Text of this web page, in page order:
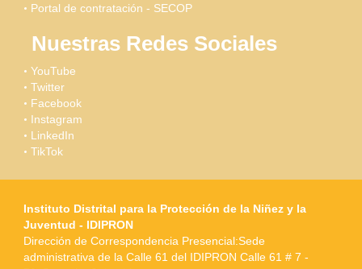
Portal de contratación - SECOP
Nuestras Redes Sociales
YouTube
Twitter
Facebook
Instagram
LinkedIn
TikTok
Instituto Distrital para la Protección de la Niñez y la
Juventud - IDIPRON
Dirección de Correspondencia Presencial:Sede
administrativa de la Calle 61 del IDIPRON Calle 61 # 7 -